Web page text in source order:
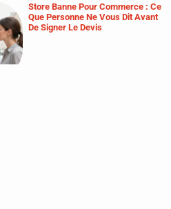
Store Banne Pour Commerce : Ce
Que Personne Ne Vous Dit Avant
De Signer Le Devis